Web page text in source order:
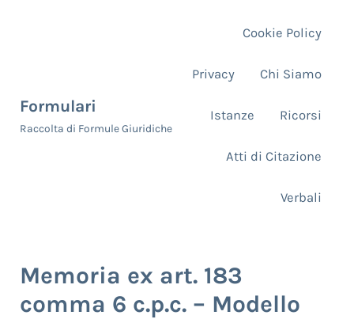
Formulari
Raccolta di Formule Giuridiche
Cookie Policy
Privacy Chi Siamo
Istanze Ricorsi
Atti di Citazione
Verbali
Memoria ex art. 183
comma 6 c.p.c. – Modello